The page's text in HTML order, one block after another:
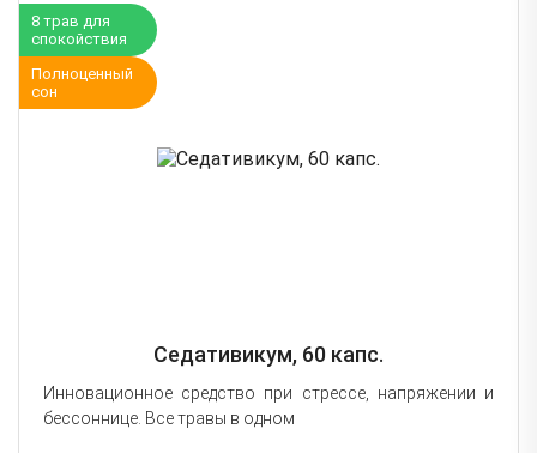
8 трав для
спокойствия
Полноценный
сон
Седативикум, 60 капс.
Инновационное средство при стрессе, напряжении и
бессоннице. Все травы в одном